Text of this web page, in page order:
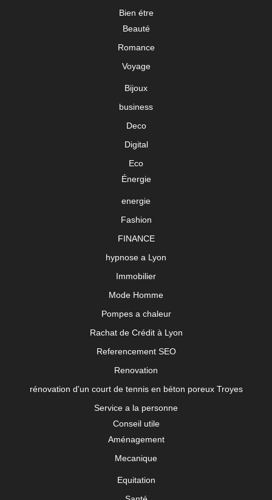
Bien étre
Beauté
Romance
Voyage
Bijoux
business
Deco
Digital
Eco
Énergie
energie
Fashion
FINANCE
hypnose a Lyon
Immobilier
Mode Homme
Pompes a chaleur
Rachat de Crédit à Lyon
Referencement SEO
Renovation
rénovation d'un court de tennis en béton poreux Troyes
Service a la personne
Conseil utile
Aménagement
Mecanique
Equitation